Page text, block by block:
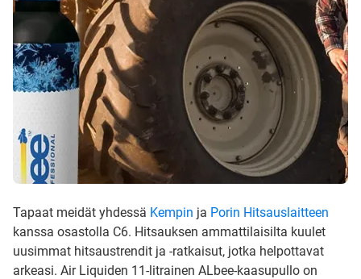
Tapaat meidät yhdessä Kempin ja Porin Hitsauslaitteen
kanssa osastolla C6. Hitsauksen ammattilaisilta kuulet
uusimmat hitsaustrendit ja -ratkaisut, jotka helpottavat
arkeasi. Air Liquiden 11-litrainen ALbee-kaasupullo on